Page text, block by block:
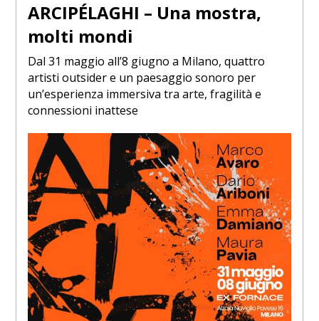
ARCIPÉLAGHI – Una mostra,
molti mondi
Dal 31 maggio all’8 giugno a Milano, quattro
artisti outsider e un paesaggio sonoro per
un’esperienza immersiva tra arte, fragilità e
connessioni inattese